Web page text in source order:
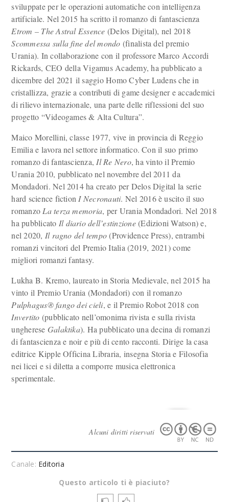
sviluppate per le operazioni automatiche con intelligenza
artificiale. Nel 2015 ha scritto il romanzo di fantascienza
Etrom – The Astral Essence (Delos Digital), nel 2018
Scommessa sulla fine del mondo (finalista del premio
Urania). In collaborazione con il professore Marco Accordi
Rickards, CEO della Vigamus Academy, ha pubblicato a
dicembre del 2021 il saggio Homo Cyber Ludens che in
cristallizza, grazie a contributi di game designer e accademici
di rilievo internazionale, una parte delle riflessioni del suo
progetto “Videogames & Alta Cultura”.
Maico Morellini, classe 1977, vive in provincia di Reggio
Emilia e lavora nel settore informatico. Con il suo primo
romanzo di fantascienza, Il Re Nero, ha vinto il Premio
Urania 2010, pubblicato nel novembre del 2011 da
Mondadori. Nel 2014 ha creato per Delos Digital la serie
hard science fiction I Necronauti. Nel 2016 è uscito il suo
romanzo La terza memoria, per Urania Mondadori. Nel 2018
ha pubblicato Il diario dell’estinzione(Edizioni Watson) e,
nel 2020, Il ragno del tempo(Providence Press), entrambi
romanzi vincitori del Premio Italia (2019, 2021) come
migliori romanzi fantasy.
Lukha B. Kremo, laureato in Storia Medievale, nel 2015 ha
vinto il Premio Urania (Mondadori) con il romanzo
Pulphagus® fango dei cieli, e il Premio Robot 2018 con
Invertito (pubblicato nell’omonima rivista e sulla rivista
ungherese Galaktika). Ha pubblicato una decina di romanzi
di fantascienza e noir e più di cento racconti. Dirige la casa
editrice Kipple Officina Libraria, insegna Storia e Filosofia
nei licei e si diletta a comporre musica elettronica
sperimentale.
Alcuni diritti riservati
Canale: Editoria
Questo articolo ti è piaciuto?